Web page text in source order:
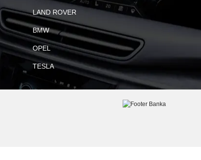
LAND ROVER
BMW
OPEL
TESLA